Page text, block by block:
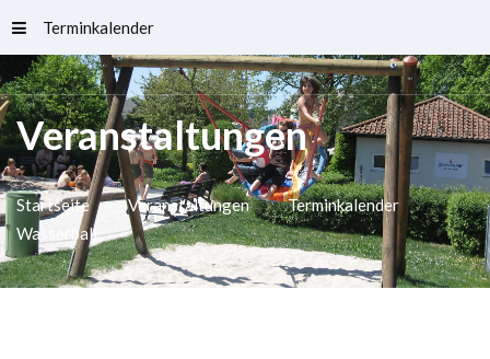
Terminkalender
Veranstaltungen
Startseite Veranstaltungen
Terminkalender
Wasserball